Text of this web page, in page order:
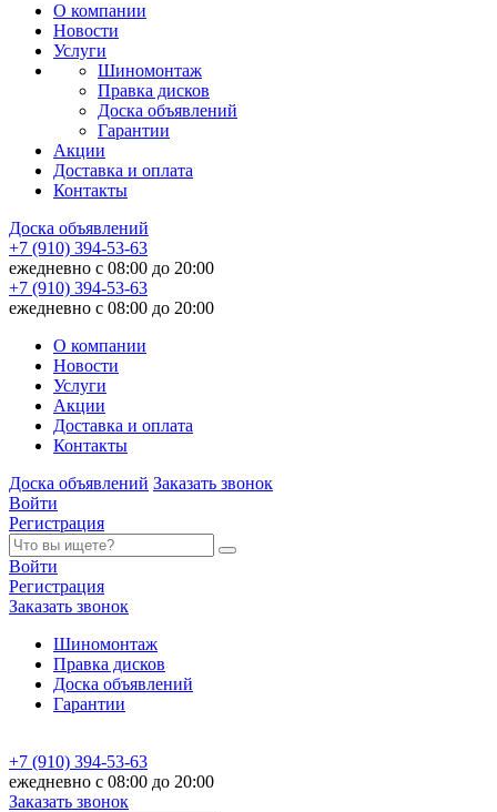
О компании
Новости
Услуги
Шиномонтаж
Правка дисков
Доска объявлений
Гарантии
Акции
Доставка и оплата
Контакты
Доска объявлений
+7 (910) 394-53-63
ежедневно с 08:00 до 20:00
+7 (910) 394-53-63
ежедневно с 08:00 до 20:00
О компании
Новости
Услуги
Акции
Доставка и оплата
Контакты
Доска объявлений Заказать звонок
Войти
Регистрация
Войти
Регистрация
Заказать звонок
Шиномонтаж
Правка дисков
Доска объявлений
Гарантии
+7 (910) 394-53-63
ежедневно с 08:00 до 20:00
Заказать звонок